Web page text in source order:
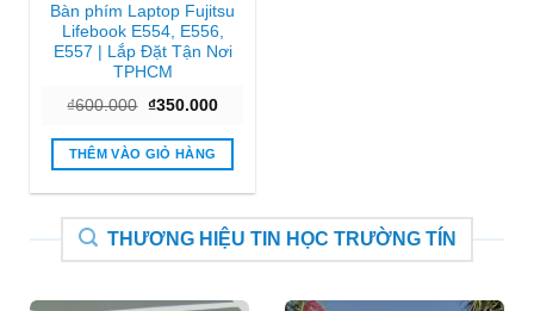
Bàn phím Laptop Fujitsu
Lifebook E554, E556,
E557 | Lắp Đặt Tận Nơi
TPHCM
₫600.000 Giá
là:
₫600.000.
₫350.000Giá
tại
₫350.000.
THÊM VÀO GIỎ HÀNG
THƯƠNG HIỆU TIN HỌC TRƯỜNG TÍN